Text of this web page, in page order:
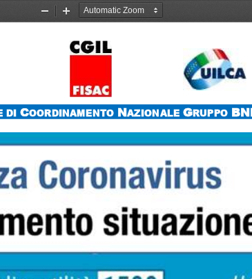
Zoom
Zoom
DI COORDINAMENTO NAZIONALE GRUPPO